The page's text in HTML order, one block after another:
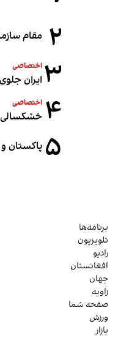
۲ مقام
۳ اختصاصی
ایران
۴ اختصاصی
خشکسالی،
۵ پاکستان
برنامه‌ها
تلویزیون
رادیو
افغانستان
جهان
زاویه
صفحه شما
ورزش
بازار